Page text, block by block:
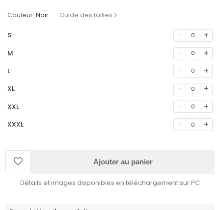
Couleur: Noir Guide des tailles
S 0
M 0
L 0
XL 0
XXL 0
XXXL 0
Ajouter au panier
Détails et images disponibles en téléchargement sur PC